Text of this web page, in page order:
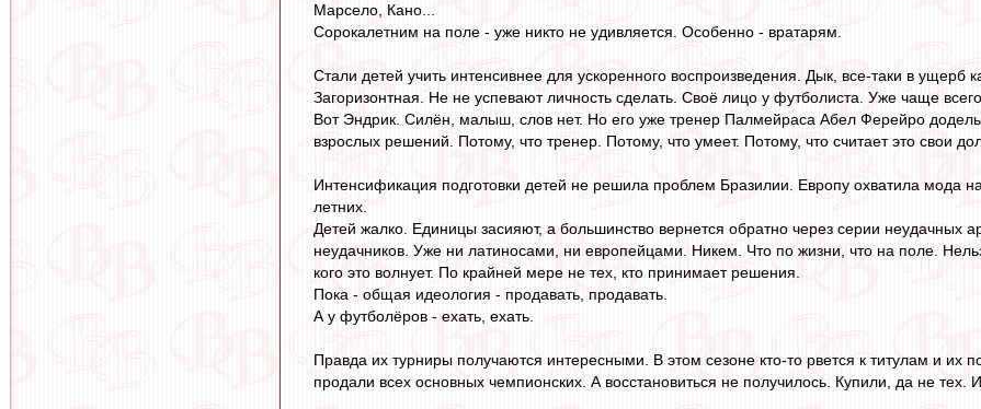
Марсело, Кано...
Сорокалетним на поле - уже никто не удивляется. Особенно - вратарям.
Стали детей учить интенсивнее для ускоренного воспроизведения. Дык, все-таки в ущерб
Загоризонтная. Не не успевают личность сделать. Своё лицо у футболиста. Уже чаще
Вот Эндрик. Силён, малыш, слов нет. Но его уже тренер Палмейраса Абел Ферейро
взрослых решений. Потому, что тренер. Потому, что умеет. Потому, что считает это свои
Интенсификация подготовки детей не решила проблем Бразилии. Европу охватила
летних.
Детей жалко. Единицы засияют, а большинство вернется обратно через серии неудачных
неудачников. Уже ни латиносами, ни европейцами. Никем. Что по жизни, что на поле.
кого это волнует. По крайней мере не тех, кто принимает решения.
Пока - общая идеология - продавать, продавать.
А у футболёров - ехать, ехать.
Правда их турниры получаются интересными. В этом сезоне кто-то рвется к титулам и
продали всех основных чемпионских. А восстановиться не получилось. Купили, да не тех.